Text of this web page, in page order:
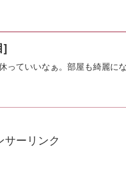
]
っていいなぁ。部屋も綺麗に
サーリンク